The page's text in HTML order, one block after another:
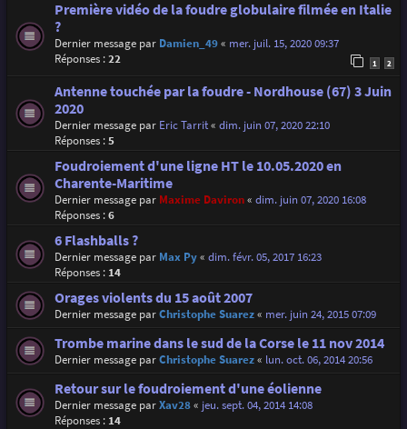
Première vidéo de la foudre globulaire filmée en Italie
?
Dernier message par Damien_49« mer. juil. 15, 2020 09:37
Réponses :22 1 2
Antenne touchée par la foudre - Nordhouse (67) 3 Juin
2020
Dernier message par Eric Tarrit« dim. juin 07, 2020 22:10
Réponses :5
Foudroiement d'une ligne HT le 10.05.2020 en
Charente-Maritime
Dernier message par Maxime Daviron« dim. juin 07, 2020 16:08
Réponses :6
6 Flashballs ?
Dernier message par Max Py« dim. févr. 05, 2017 16:23
Réponses : 14
Orages violents du 15 août 2007
Dernier message parChristophe Suarez« mer. juin 24, 2015 07:09
Trombe marine dans le sud de la Corse le 11 nov 2014
Dernier message parChristophe Suarez« lun. oct. 06, 2014 20:56
Retour sur le foudroiement d'une éolienne
Dernier message parXav28« jeu. sept. 04, 2014 14:08
Réponses : 14